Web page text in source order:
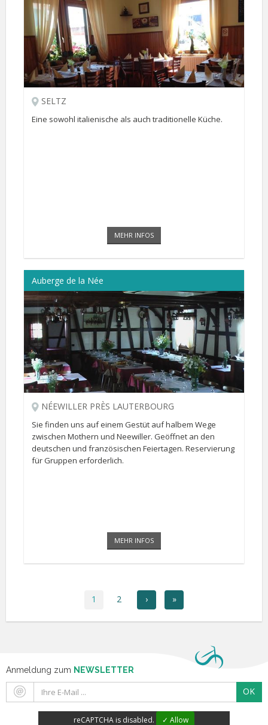
SELTZ
Eine sowohl italienische als auch traditionelle Küche.
MEHR INFOS
Auberge de la Née
NÉEWILLER PRÈS LAUTERBOURG
Sie finden uns auf einem Gestüt auf halbem Wege
zwischen Mothern und Neewiller. Geöffnet an den
deutschen und französischen Feiertagen. Reservierung
für Gruppen erforderlich.
MEHR INFOS
1 2 › »
Anmeldung zum NEWSLETTER
OK
reCAPTCHA is disabled. ✓ Allow